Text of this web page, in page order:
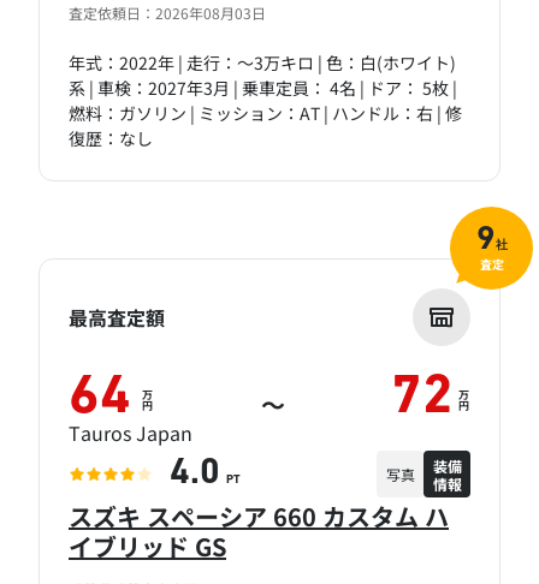
査定依頼日：2026年08月03日
年式：2022年 | 走行：～3万キロ | 色：白(ホワイト)
系 | 車検：2027年3月 | 乗車定員： 4名 | ドア： 5枚 |
燃料：ガソリン | ミッション：AT | ハンドル：右 | 修
復歴：なし
スズキ スペーシア 660 カスタム ハ
イブリッド GS
最高査定額
64 万
円 ～ 72 万
円
Tauros Japan
4.0 PT 写真
装備
情報
9社
査定